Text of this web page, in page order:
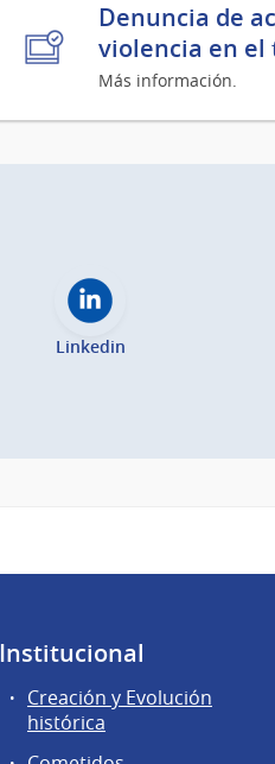
Denuncia de
violencia en el
Más información.
Linkedin
Institucional
Creación y Evolución
histórica